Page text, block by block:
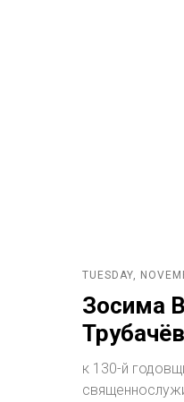
TUESDAY,
Зосима
Трубачёв
к 130-й